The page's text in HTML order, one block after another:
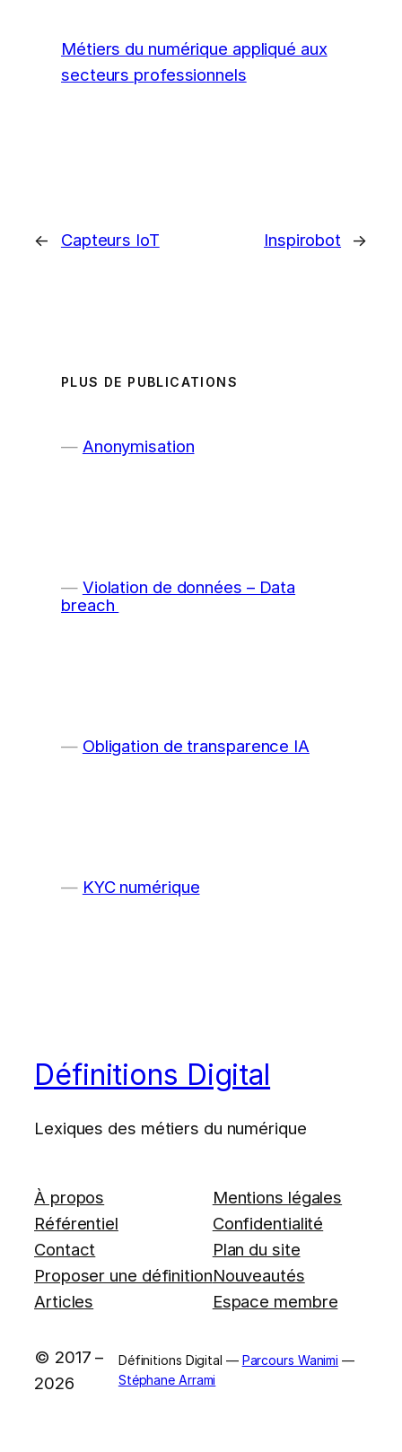
Métiers du numérique appliqué aux
secteurs professionnels
← Capteurs IoT Inspirobot →
PLUS DE PUBLICATIONS
Anonymisation
Violation de données – Data
breach
Obligation de transparence IA
KYC numérique
Définitions Digital
Lexiques des métiers du numérique
À propos
Référentiel
Contact
Proposer une définition
Articles
Mentions légales
Confidentialité
Plan du site
Nouveautés
Espace membre
© 2017 –
2026
Définitions Digital — Parcours Wanimi —
Stéphane Arrami